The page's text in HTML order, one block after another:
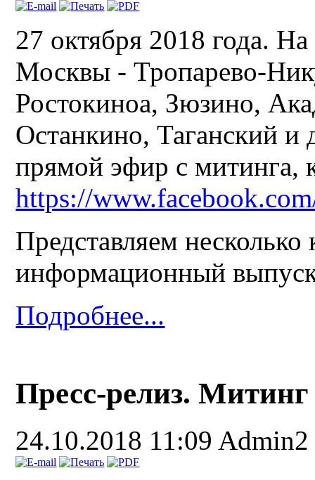
27 октября 2018 года.
Москвы - Тропарево-
Ростокиноа, Зюзино,
Останкино, Таганский
прямой эфир с митинга,
https://
Представляем
информационный
Подробнее...
Пресс-релиз.
24.10.2018 11:09 Admin2